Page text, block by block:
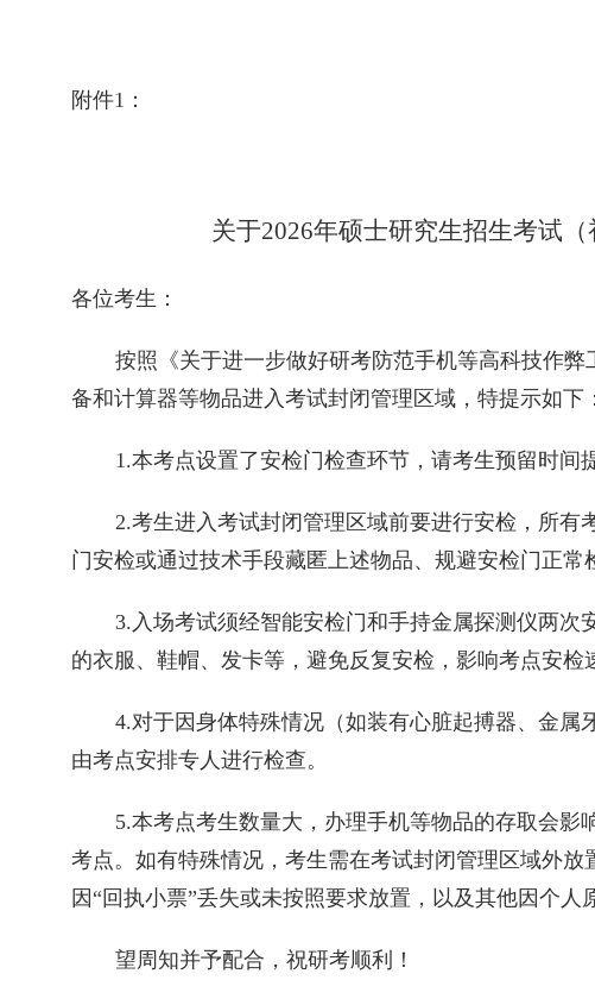
附件1 ：
关于2026年硕士研究生招生考试
各位考生：
按照《关于进一步做好研考防范手机等高科技作弊
备和计算器等物品进入考试封闭管理区域，特提示如下：
1.本考点设置了安检门检查环节，请考生预留时间
2.考生进入考试封闭管理区域前要进行安检，所
门安检或通过技术手段藏匿上述物品、规避安检门正
3. 入场考试须经智能安检门和手持金属探测仪两
的衣服、鞋帽、发卡等，避免反复安检，影响考点安检
4.对于因身体特殊情况（如装有心脏起搏器、金
由考点安排专人进行检查。
5.本考点考生数量大，办理手机等物品的存取会
考点。如有特殊情况，考生需在考试封闭管理区域外
因“回执小票”丢失或未按照要求放置，以及其他因个
望周知并予配合，祝研考顺利！